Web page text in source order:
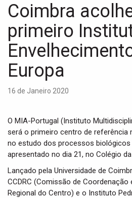
Coimbra
primeiro
Europa
16 de Janeiro 2020
O MIA-Portugal (Instituto
será o primeiro centro de referência
no estudo dos processos
apresentado no dia 21, no Colégio
Lançado pela Universidade de
CCDRC (Comissão de Coordenação
Regional do Centro) e o Instituto